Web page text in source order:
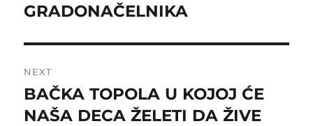
GRADONAČELNIKA
NEXT
Next
post:
BAČKA TOPOLA U KOJOJ ĆE
NAŠA DECA ŽELETI DA ŽIVE